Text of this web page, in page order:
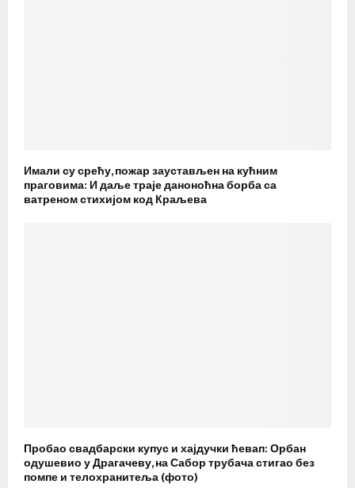
Имали су срећу, пожар заустављен на кућним
праговима: И даље траје даноноћна борба са
ватреном стихијом код Краљева
Пробао свадбарски купус и хајдучки ћевап: Орбан
одушевио у Драгачеву, на Сабор трубача стигао без
помпе и телохранитеља (фото)